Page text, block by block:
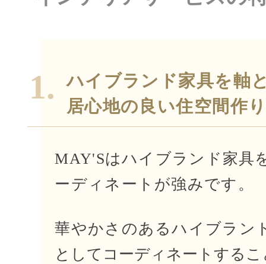
1.
ハイブランド家具を軸
居心地の良い住空間作
MAY'Sはハイブランド家具
ーディネートが強みです。
華やかさのあるハイブラン
としてコーディネートする